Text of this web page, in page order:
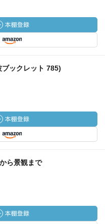
ックレット 785)
ら景観まで